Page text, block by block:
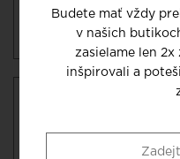
dostupnosti
Potvrdíme
spodného
poradni, kde
Budete mať vždy
v našich
zasielame len 2x
inšpirovali a